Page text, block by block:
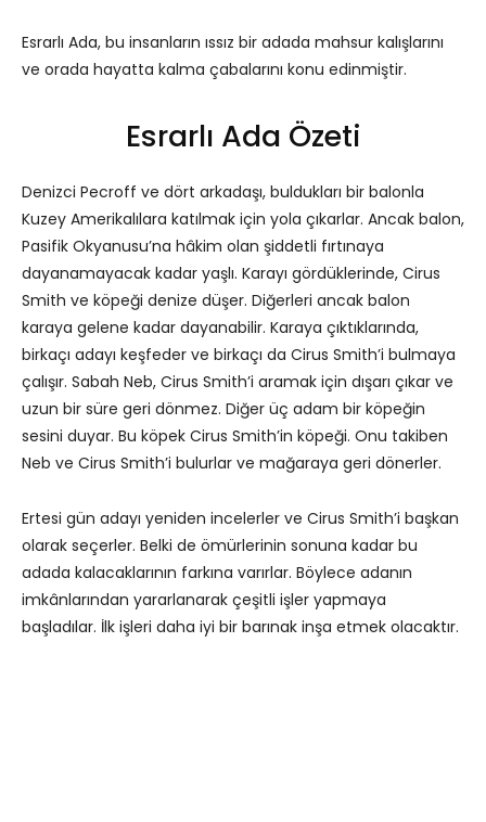
Esrarlı Ada, bu insanların ıssız bir adada mahsur kalışlarını
ve orada hayatta kalma çabalarını konu edinmiştir.
Esrarlı Ada Özeti
Denizci Pecroff ve dört arkadaşı, buldukları bir balonla
Kuzey Amerikalılara katılmak için yola çıkarlar. Ancak balon,
Pasifik Okyanusu’na hâkim olan şiddetli fırtınaya
dayanamayacak kadar yaşlı. Karayı gördüklerinde, Cirus
Smith ve köpeği denize düşer. Diğerleri ancak balon
karaya gelene kadar dayanabilir. Karaya çıktıklarında,
birkaçı adayı keşfeder ve birkaçı da Cirus Smith’i bulmaya
çalışır. Sabah Neb, Cirus Smith’i aramak için dışarı çıkar ve
uzun bir süre geri dönmez. Diğer üç adam bir köpeğin
sesini duyar. Bu köpek Cirus Smith’in köpeği. Onu takiben
Neb ve Cirus Smith’i bulurlar ve mağaraya geri dönerler.
Ertesi gün adayı yeniden incelerler ve Cirus Smith’i başkan
olarak seçerler. Belki de ömürlerinin sonuna kadar bu
adada kalacaklarının farkına varırlar. Böylece adanın
imkânlarından yararlanarak çeşitli işler yapmaya
başladılar. İlk işleri daha iyi bir barınak inşa etmek olacaktır.